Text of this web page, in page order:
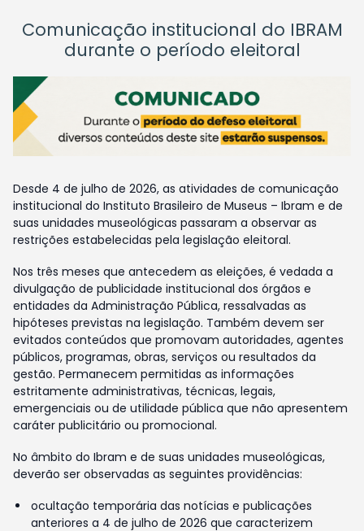
Comunicação institucional do IBRAM
durante o período eleitoral
Desde 4 de julho de 2026, as atividades de comunicação
institucional do Instituto Brasileiro de Museus – Ibram e de
suas unidades museológicas passaram a observar as
restrições estabelecidas pela legislação eleitoral.
Nos três meses que antecedem as eleições, é vedada a
divulgação de publicidade institucional dos órgãos e
entidades da Administração Pública, ressalvadas as
hipóteses previstas na legislação. Também devem ser
evitados conteúdos que promovam autoridades, agentes
públicos, programas, obras, serviços ou resultados da
gestão. Permanecem permitidas as informações
estritamente administrativas, técnicas, legais,
emergenciais ou de utilidade pública que não apresentem
caráter publicitário ou promocional.
No âmbito do Ibram e de suas unidades museológicas,
deverão ser observadas as seguintes providências:
ocultação temporária das notícias e publicações
anteriores a 4 de julho de 2026 que caracterizem